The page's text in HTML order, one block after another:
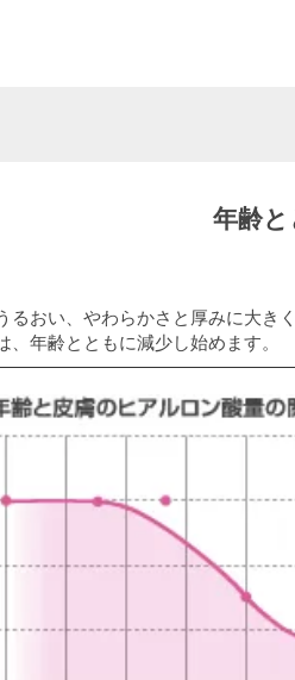
年齢
るおい、やわらかさと厚みに大き
、年齢とともに減少し始めます。